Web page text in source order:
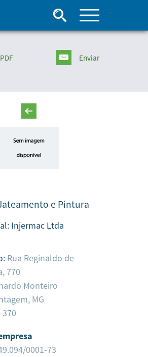
Enviar
e Pintura
Injermac Ltda
Rua Reginaldo de
770
Monteiro
MG
0001-73